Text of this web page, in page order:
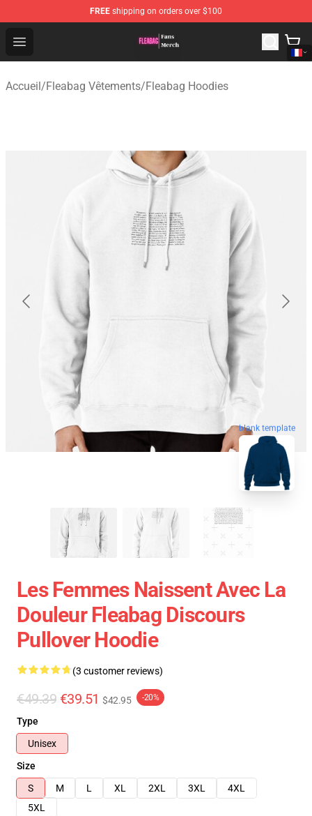
FREE shipping on orders over $100
Open menu
Fleabag Store - Official Fleabag Merchandise Shop
Accueil/Fleabag Vêtements/Fleabag Hoodies
blank template
Les Femmes Naissent Avec La
Douleur Fleabag Discours
Pullover Hoodie
(3 customer reviews)
€49.39 €39.51 $42.95 -20%
Type
Unisex
Size
S
M L XL 2XL 3XL
4XL
5XL